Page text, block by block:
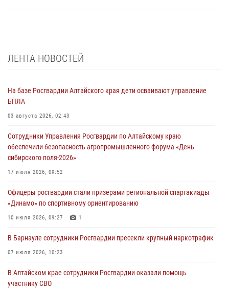
ЛЕНТА НОВОСТЕЙ
На базе Росгвардии Алтайского края дети осваивают управление
БПЛА
03 августа 2026, 02:43
Сотрудники Управления Росгвардии по Алтайскому краю
обеспечили безопасность агропромышленного форума «День
сибирского поля-2026»
17 июля 2026, 09:52
Офицеры росгвардии стали призерами региональной спартакиады
«Динамо» по спортивному ориентированию
10 июля 2026, 09:27 1
В Барнауле сотрудники Росгвардии пресекли крупный наркотрафик
07 июля 2026, 10:23
В Алтайском крае сотрудники Росгвардии оказали помощь
участнику СВО